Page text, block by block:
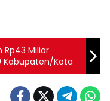
Rp43 Miliar
Kabupaten/Kota